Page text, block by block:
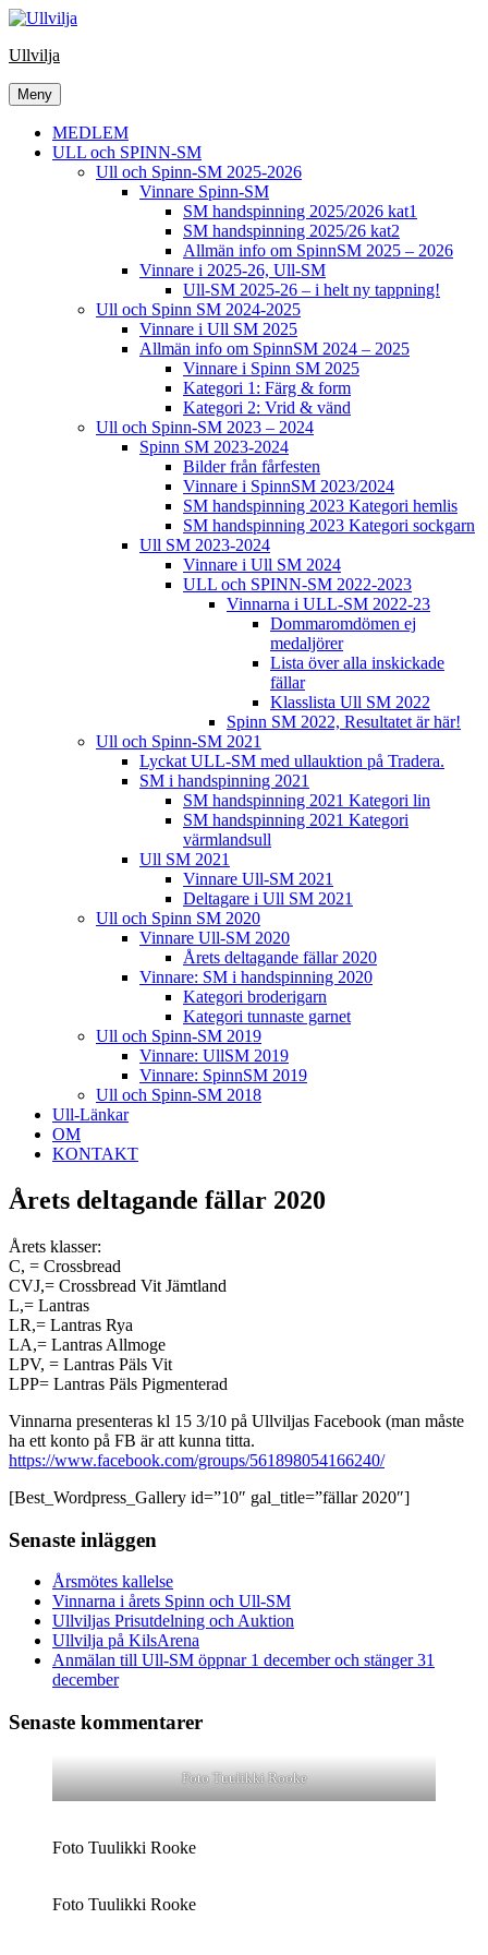
Hoppa
innehåll
Ullvilja
Meny
MEDLEM
ULL och SPINN-SM
Ull och Spinn-SM 2025-2026
Vinnare Spinn-SM
SM handspinning 2025/2026 kat1
SM handspinning 2025/26 kat2
Allmän info om SpinnSM 2025 – 2026
Vinnare i 2025-26, Ull-SM
Ull-SM 2025-26 – i helt ny tappning!
Ull och Spinn SM 2024-2025
Vinnare i Ull SM 2025
Allmän info om SpinnSM 2024 – 2025
Vinnare i Spinn SM 2025
Kategori 1: Färg & form
Kategori 2: Vrid & vänd
Ull och Spinn-SM 2023 – 2024
Spinn SM 2023-2024
Bilder från fårfesten
Vinnare i SpinnSM 2023/2024
SM handspinning 2023 Kategori hemlis
SM handspinning 2023 Kategori sockgarn
Ull SM 2023-2024
Vinnare i Ull SM 2024
ULL och SPINN-SM 2022-2023
Vinnarna i ULL-SM 2022-23
Dommaromdömen ej
medaljörer
Lista över alla inskickade
fällar
Klasslista Ull SM 2022
Spinn SM 2022, Resultatet är här!
Ull och Spinn-SM 2021
Lyckat ULL-SM med ullauktion på Tradera.
SM i handspinning 2021
SM handspinning 2021 Kategori lin
SM handspinning 2021 Kategori
värmlandsull
Ull SM 2021
Vinnare Ull-SM 2021
Deltagare i Ull SM 2021
Ull och Spinn SM 2020
Vinnare Ull-SM 2020
Årets deltagande fällar 2020
Vinnare: SM i handspinning 2020
Kategori broderigarn
Kategori tunnaste garnet
Ull och Spinn-SM 2019
Vinnare: UllSM 2019
Vinnare: SpinnSM 2019
Ull och Spinn-SM 2018
Ull-Länkar
OM
KONTAKT
Årets deltagande fällar 2020
Årets klasser:
C, = Crossbread
CVJ,= Crossbread Vit Jämtland
L,= Lantras
LR,= Lantras Rya
LA,= Lantras Allmoge
LPV, = Lantras Päls Vit
LPP= Lantras Päls Pigmenterad
Vinnarna presenteras kl 15 3/10 på Ullviljas Facebook (man måste
ha ett konto på FB är att kunna titta.
https://www.facebook.com/groups/561898054166240/
[Best_Wordpress_Gallery id=”10″ gal_title=”fällar 2020″]
Senaste inläggen
Årsmötes kallelse
Vinnarna i årets Spinn och Ull-SM
Ullviljas Prisutdelning och Auktion
Ullvilja på KilsArena
Anmälan till Ull-SM öppnar 1 december och stänger 31
december
Senaste kommentarer
Foto Tuulikki Rooke
Foto Tuulikki Rooke
Foto Tuulikki Rooke